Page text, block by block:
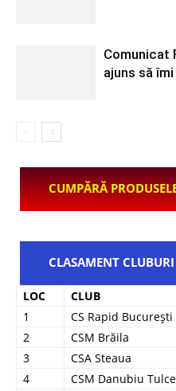
Comunicat
ajuns să
CUMPĂRĂ
CLASAMENT
LOC CLUB
1
CS Rapid București
2
CSM Brăila
3
CSA Steaua
4
CSM Danubiu